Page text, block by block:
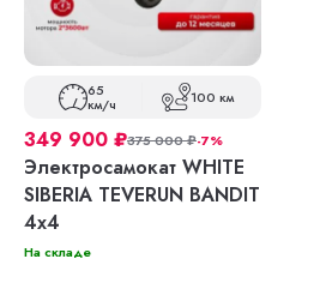
65
км/ч 100 км
349 900 ₽375 000₽-7%
Электросамокат WHITE
SIBERIA TEVERUN BANDIT
4x4
На складе